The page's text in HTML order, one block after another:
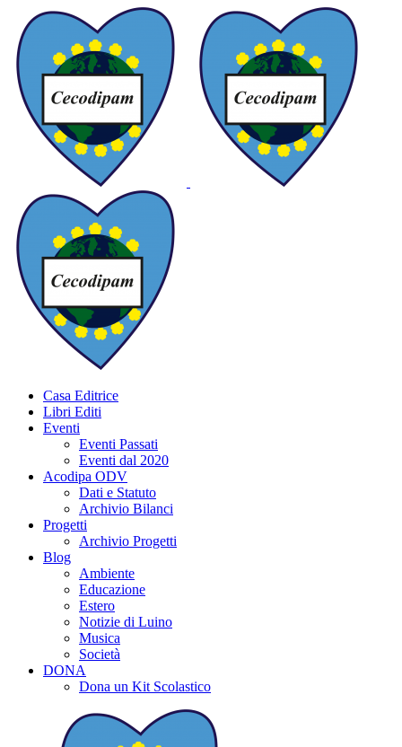
Casa Editrice
Libri Editi
Eventi
Eventi Passati
Eventi dal 2020
Acodipa ODV
Dati e Statuto
Archivio Bilanci
Progetti
Archivio Progetti
Blog
Ambiente
Educazione
Estero
Notizie di Luino
Musica
Società
DONA
Dona un Kit Scolastico